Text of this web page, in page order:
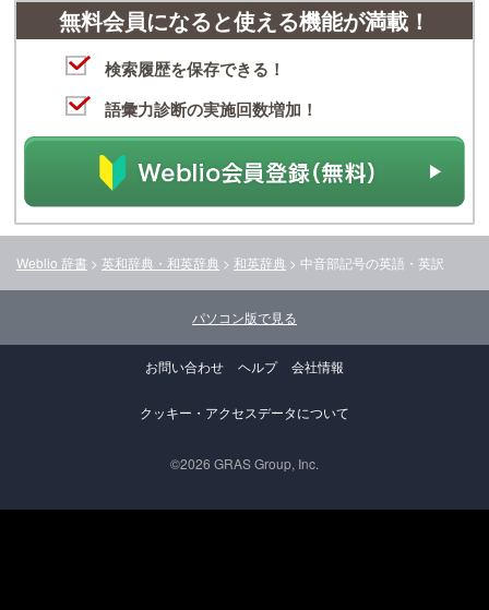
無料会員になると使える機能が満載！
検索履歴を保存できる！
語彙力診断の実施回数増加！
Weblio 辞書 > 英和辞典・和英辞典 > 和英辞典 > 中音部記号の英語・英訳
パソコン版で見る
お問い合わせ ヘルプ 会社情報
クッキー・アクセスデータについて
©2026 GRAS Group, Inc.